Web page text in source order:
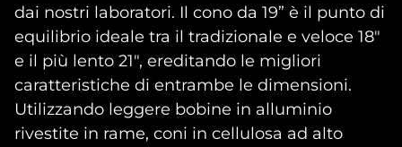
dai nostri laboratori. Il cono da 19” è il punto di
equilibrio ideale tra il tradizionale e veloce 18"
e il più lento 21", ereditando le migliori
caratteristiche di entrambe le dimensioni.
Utilizzando leggere bobine in alluminio
rivestite in rame, coni in cellulosa ad alto